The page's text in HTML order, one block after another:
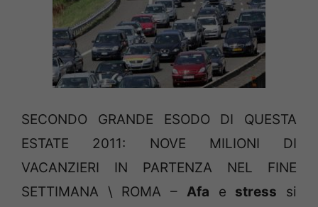
SECONDO GRANDE ESODO DI QUESTA
ESTATE 2011: NOVE MILIONI DI
VACANZIERI IN PARTENZA NEL FINE
SETTIMANA \ ROMA – Afa e stress si